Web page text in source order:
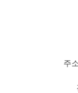
주